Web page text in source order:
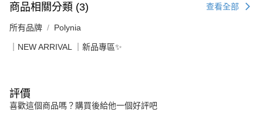
商品相關分類 (3) 查看全部
所有品牌 Polynia
｜NEW ARRIVAL ｜新品專區✨
評價
喜歡這個商品嗎？購買後給他一個好評吧